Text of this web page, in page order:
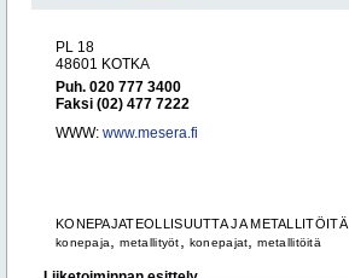
PL 18
48601 KOTKA
Puh. 020 777 3400
Faksi (02) 477 7222
WWW: www.mesera.fi
KONEPAJATEOLLISUUTTA JA METALLITÖITÄ
konepaja ,metallityöt konepajat ,metallitöitä